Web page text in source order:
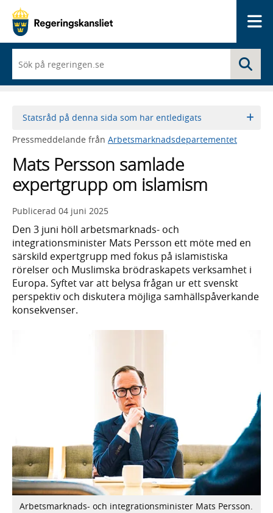
du
börjar
skriva
framträder
lista
med
sökförslag
Statsråd på denna sida som har entledigats
Pressmeddelande från Arbetsmarknadsdepartementet
Mats Persson samlade
expertgrupp om islamism
Publicerad 04 juni 2025
Den 3 juni höll arbetsmarknads- och
integrationsminister Mats Persson ett möte med en
särskild expertgrupp med fokus på islamistiska
rörelser och Muslimska brödraskapets verksamhet i
Europa. Syftet var att belysa frågan ur ett svenskt
perspektiv och diskutera möjliga samhällspåverkande
konsekvenser.
Arbetsmarknads- och integrationsminister Mats Persson.